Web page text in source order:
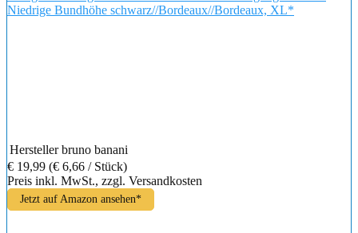
Niedrige Bundhöhe schwarz//Bordeaux//Bordeaux, XL*
Hersteller bruno banani
€ 19,99 (€ 6,66 / Stück)
Preis inkl. MwSt., zzgl. Versandkosten
Jetzt auf Amazon ansehen*